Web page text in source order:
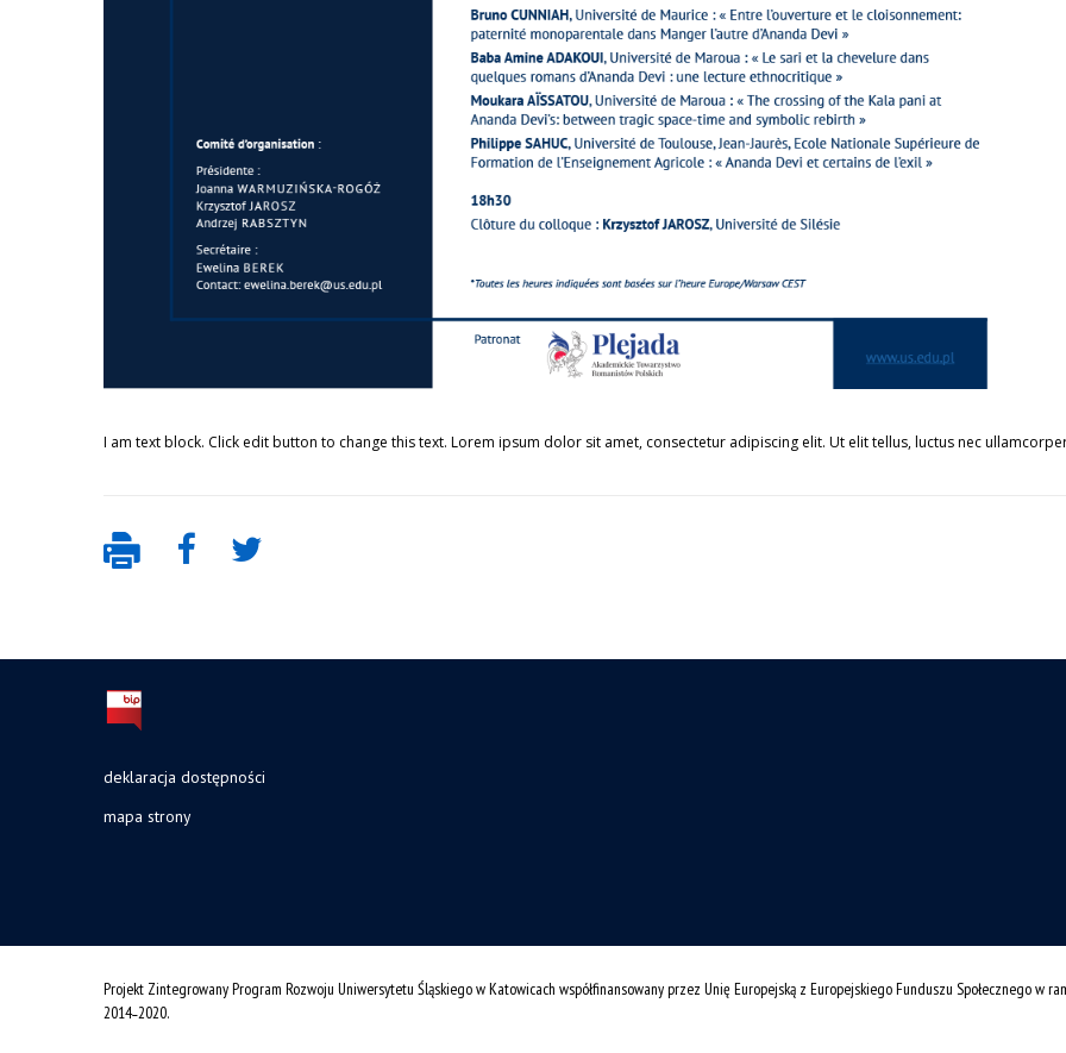
I am text block. Click edit button to change this text. Lorem ipsum dolor sit amet, consectetur adipiscing elit. Ut elit tellus, luctus nec
deklaracja dostępności
mapa strony
Projekt Zintegrowany Program Rozwoju Uniwersytetu Śląskiego w Katowicach współfinansowany przez Unię Europejską z Europejskiego Funduszu Społecznego w
2014˗2020.